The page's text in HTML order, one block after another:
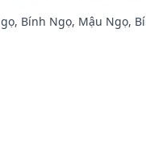
Bính Ngọ, Mậu Ngọ,